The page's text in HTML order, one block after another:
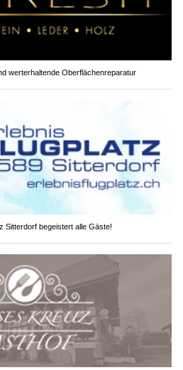
werterhaltende Oberflächenreparatur
Sitterdorf begeistert alle Gäste!